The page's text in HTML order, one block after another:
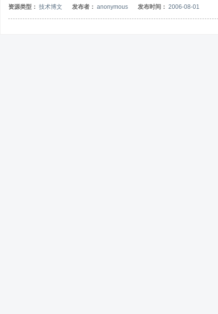
方的命令：raspi-config进行自动全量扩充，然后重启机器即可。③ 执行rpi-
资源类型： 技术博文 发布者： anonymous 发布时间： 2006-08-01